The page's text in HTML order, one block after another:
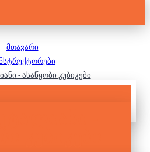
მთავარი
- ასაწყობი კუბიკები
-
ᲙᲣᲑᲘᲙᲔᲑᲘ